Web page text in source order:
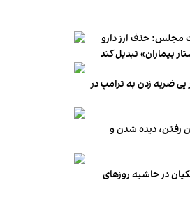
حذف ارز دارو
پی ضربه زدن به ترامپ در
رفتن، دیده شدن و
در حاشیه روزهای